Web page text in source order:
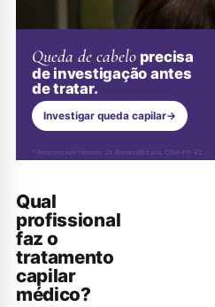
Queda de cabeloprecisa
de investigação antes
de tratar.
Investigar queda capilar→
Qual
profissional
faz o
tratamento
capilar
médico?